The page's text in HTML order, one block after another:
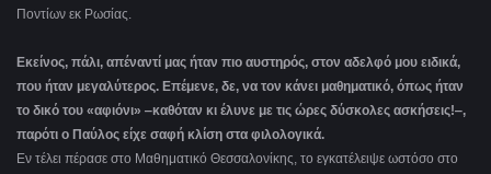
Ποντίων εκ Ρωσίας.
Εκείνος, πάλι, απέναντί μας ήταν πιο αυστηρός, στον αδελφό μου ειδικά,
που ήταν μεγαλύτερος. Επέμενε, δε, να τον κάνει μαθηματικό, όπως ήταν
το δικό του «αφιόνι» ‒καθόταν κι έλυνε με τις ώρες δύσκολες ασκήσεις!‒,
παρότι ο Παύλος είχε σαφή κλίση στα φιλολογικά.
Εν τέλει πέρασε στο Μαθηματικό Θεσσαλονίκης, το εγκατέλειψε ωστόσο στο